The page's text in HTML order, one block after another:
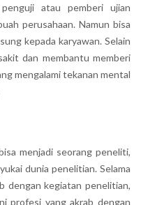
atau pemberi ujian
perusahaan. Namun bisa
kepada karyawan. Selain
dan membantu memberi
mengalami tekanan mental
menjadi seorang peneliti,
dunia penelitian. Selama
dengan kegiatan penelitian,
profesi yang akrab dengan